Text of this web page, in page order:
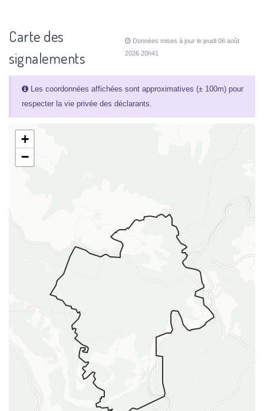
Carte des
signalements
Données mises à jour le jeudi 06 août
2026 20h41
Les coordonnées affichées sont approximatives (± 100m) pour
respecter la vie privée des déclarants.
+
−